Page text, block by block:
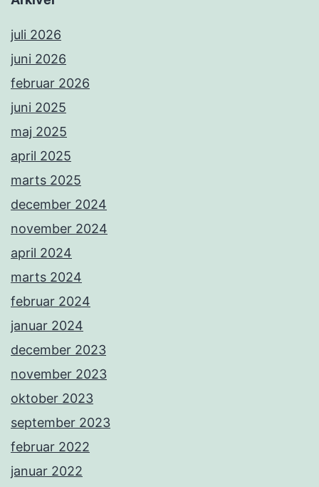
juli 2026
juni 2026
februar 2026
juni 2025
maj 2025
april 2025
marts 2025
december 2024
november 2024
april 2024
marts 2024
februar 2024
januar 2024
december 2023
november 2023
oktober 2023
september 2023
februar 2022
januar 2022